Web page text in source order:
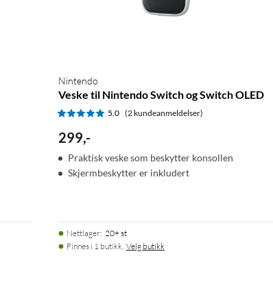
Nintendo
Veske til Nintendo Switch og Switch OLED
5.0 (2 kundeanmeldelser)
299,-
Praktisk veske som beskytter konsollen
Skjermbeskytter er inkludert
Nettlager: 20+ st
Finnes i 1 butikk. Velg butikk